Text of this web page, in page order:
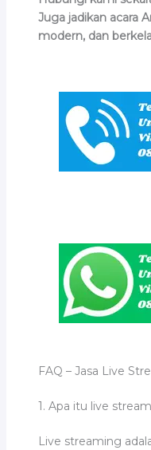
Juga jadikan acara
modern, dan
FAQ – Jasa Live
1. Apa itu live
Live streaming